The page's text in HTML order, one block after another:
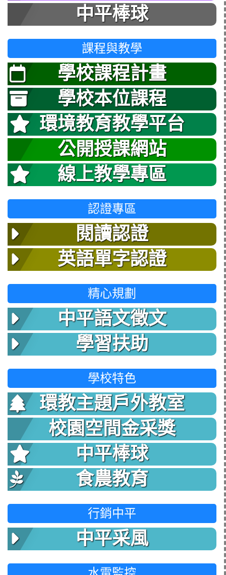
中平棒球
課程與教學
學校課程計畫
學校本位課程
環境教育教學平台
公開授課網站
線上教學專區
認證專區
閱讀認證
英語單字認證
精心規劃
中平語文徵文
學習扶助
學校特色
環教主題戶外教室
校園空間金采獎
中平棒球
食農教育
行銷中平
中平采風